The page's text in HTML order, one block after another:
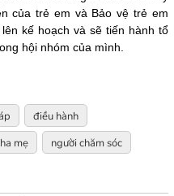
của trẻ em và Bảo vệ trẻ em
kế hoạch và sẽ tiến hành tổ
hội nhóm của mình.
điều hành
mẹ
người chăm sóc